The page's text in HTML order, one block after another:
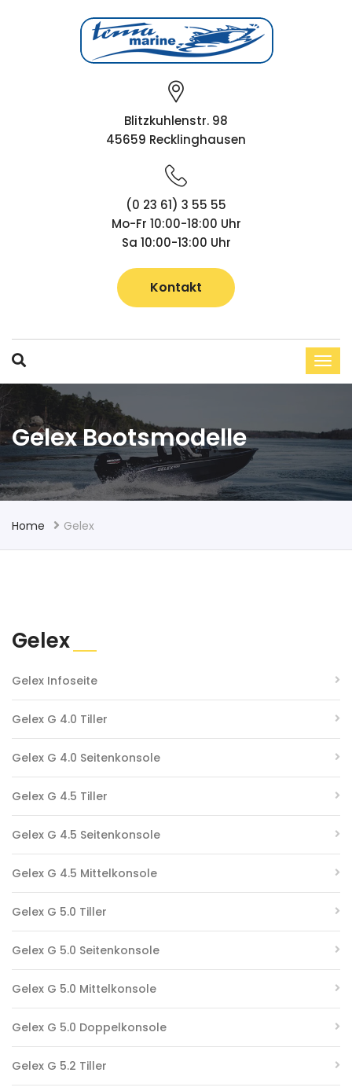
Blitzkuhlenstr. 98
45659 Recklinghausen
(0 23 61) 3 55 55
Mo-Fr 10:00-18:00 Uhr
Sa 10:00-13:00 Uhr
Kontakt
Gelex Bootsmodelle
Home Gelex
Gelex
Gelex Infoseite
Gelex G 4.0 Tiller
Gelex G 4.0 Seitenkonsole
Gelex G 4.5 Tiller
Gelex G 4.5 Seitenkonsole
Gelex G 4.5 Mittelkonsole
Gelex G 5.0 Tiller
Gelex G 5.0 Seitenkonsole
Gelex G 5.0 Mittelkonsole
Gelex G 5.0 Doppelkonsole
Gelex G 5.2 Tiller